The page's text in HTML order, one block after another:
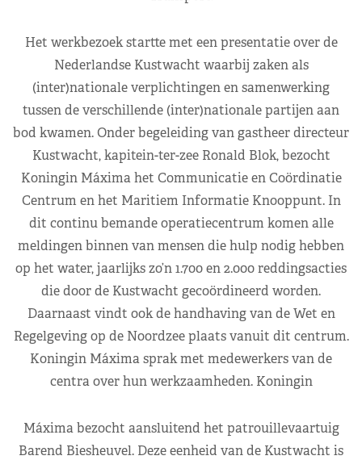
Het werkbezoek startte met een presentatie over de
Nederlandse Kustwacht waarbij zaken als
(inter)nationale verplichtingen en samenwerking
tussen de verschillende (inter)nationale partijen aan
bod kwamen. Onder begeleiding van gastheer directeur
Kustwacht, kapitein-ter-zee Ronald Blok, bezocht
Koningin Máxima het Communicatie en Coördinatie
Centrum en het Maritiem Informatie Knooppunt. In
dit continu bemande operatiecentrum komen alle
meldingen binnen van mensen die hulp nodig hebben
op het water, jaarlijks zo’n 1.700 en 2.000 reddingsacties
die door de Kustwacht gecoördineerd worden.
Daarnaast vindt ook de handhaving van de Wet en
Regelgeving op de Noordzee plaats vanuit dit centrum.
Koningin Máxima sprak met medewerkers van de
centra over hun werkzaamheden. Koningin
Máxima bezocht aansluitend het patrouillevaartuig
Barend Biesheuvel. Deze eenheid van de Kustwacht is